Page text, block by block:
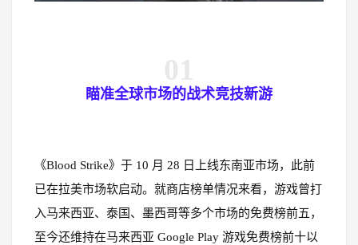
瞄准全球市场的战术竞技新游
《Blood Strike》于 10 月 28 日上线东南亚市场，此前
已在拉美市场软启动。就商店榜单情况来看，游戏曾打
入马来西亚、泰国、墨西哥等多个市场的免费榜前五，
至今还维持在马来西亚 Google Play 游戏免费榜前十以